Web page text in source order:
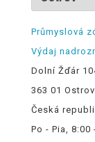
Průmyslová
Výdaj
Dolní Žďár
363 01 Ostrov
Česká
Po - Pia, 8:00